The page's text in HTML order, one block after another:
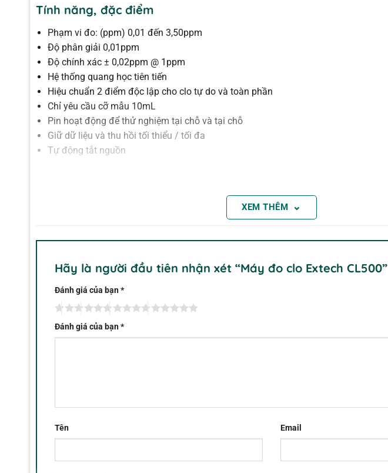
Tính năng, đặc điểm
Phạm vi đo: (ppm) 0,01 đến 3,50ppm
Độ phân giải 0,01ppm
Độ chính xác ± 0,02ppm @ 1ppm
Hệ thống quang học tiên tiến
Hiệu chuẩn 2 điểm độc lập cho clo tự do và toàn phần
Chỉ yêu cầu cỡ mẫu 10mL
Pin hoạt động để thử nghiệm tại chỗ và tại chỗ
Giữ dữ liệu và thu hồi tối thiểu / tối đa
Tự động tắt nguồn
Nghị quyết
0,01ppm
Độ chính xác
± 0,02ppm @ 1ppm
Thời gian đáp ứng
Kích thước
6,1 x 3.0 x 2,4 “(155 x 76 x 62mm)
Máy đo clo CL500
Dung dịch chuẩn clo miễn phí 1.0ppm
Dung dịch chuẩn tổng số 1,0
XEM THÊM ⌄
Hãy là người đầu tiên nhận xét “Máy đo clo Extech CL500”
Đánh giá của bạn*
Đánh giá của bạn*
Tên Email